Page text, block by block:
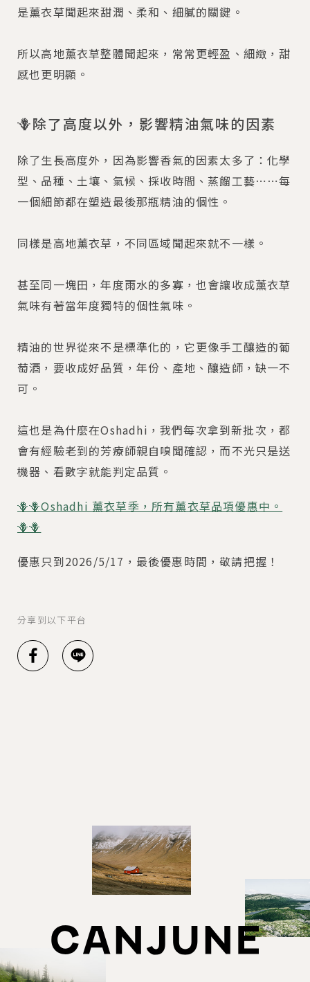
分享到以下平台
是薰衣草聞起來甜潤、柔和、細膩的關鍵。
所以高地薰衣草整體聞起來，常常更輕盈、細緻，甜
感也更明顯。
🪻除了高度以外，影響精油氣味的因素
除了生長高度外，因為影響香氣的因素太多了：化學
型、品種、土壤、氣候、採收時間、蒸餾工藝⋯⋯每
一個細節都在塑造最後那瓶精油的個性。
同樣是高地薰衣草，不同區域聞起來就不一樣。
甚至同一塊田，年度雨水的多寡，也會讓收成薰衣草
氣味有著當年度獨特的個性氣味。
精油的世界從來不是標準化的，它更像手工釀造的葡
萄酒，要收成好品質，年份、產地、釀造師，缺一不
可。
這也是為什麼在Oshadhi，我們每次拿到新批次，都
會有經驗老到的芳療師親自嗅聞確認，而不光只是送
機器、看數字就能判定品質。
🪻🪻Oshadhi 薰衣草季，所有薰衣草品項優惠中。
🪻🪻
優惠只到2026/5/17，最後優惠時間，敬請把握！